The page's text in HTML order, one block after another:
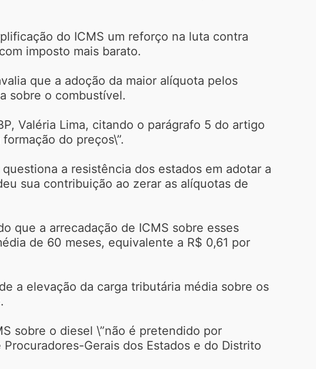
do ICMS um reforço na luta contra
imposto mais barato.
que a adoção da maior alíquota pelos
sobre o combustível.
Valéria Lima, citando o parágrafo 5 do artigo
do preços\”.
a resistência dos estados em adotar a
sua contribuição ao zerar as alíquotas de
que a arrecadação de ICMS sobre esses
de 60 meses, equivalente a R$ 0,61 por
a elevação da carga tributária média sobre os
sobre o diesel \”não é pretendido por
Gerais dos Estados e do Distrito